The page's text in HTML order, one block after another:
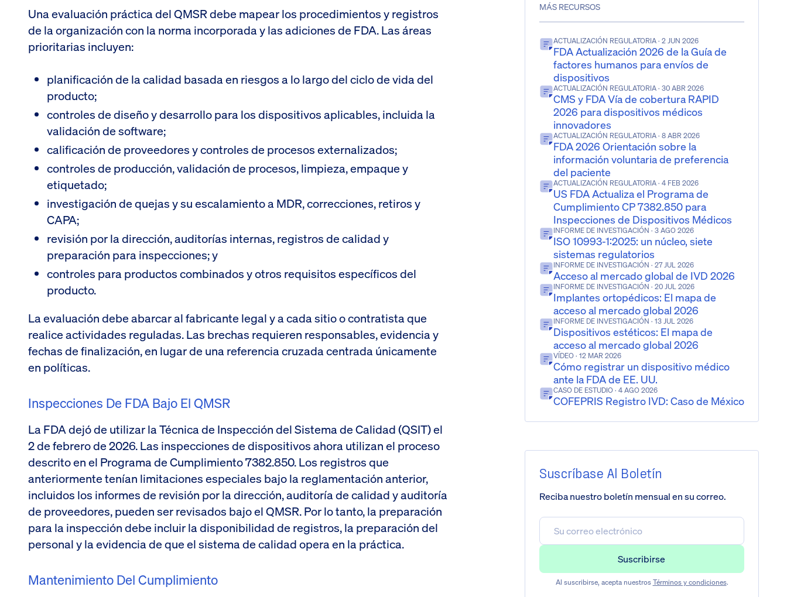
Una evaluación práctica del QMSR debe mapear los procedimientos y registros
de la organización con la norma incorporada y las adiciones de FDA. Las áreas
prioritarias incluyen:
planificación de la calidad basada en riesgos a lo largo del ciclo de vida del
producto;
controles de diseño y desarrollo para los dispositivos aplicables, incluida la
validación de software;
calificación de proveedores y controles de procesos externalizados;
controles de producción, validación de procesos, limpieza, empaque y
etiquetado;
investigación de quejas y su escalamiento a MDR, correcciones, retiros y
CAPA;
revisión por la dirección, auditorías internas, registros de calidad y
preparación para inspecciones; y
controles para productos combinados y otros requisitos específicos del
producto.
La evaluación debe abarcar al fabricante legal y a cada sitio o contratista que
realice actividades reguladas. Las brechas requieren responsables, evidencia y
fechas de finalización, en lugar de una referencia cruzada centrada únicamente
en políticas.
Inspecciones De FDA Bajo El QMSR
La FDA dejó de utilizar la Técnica de Inspección del Sistema de Calidad (QSIT) el
2 de febrero de 2026. Las inspecciones de dispositivos ahora utilizan el proceso
descrito en el Programa de Cumplimiento 7382.850. Los registros que
anteriormente tenían limitaciones especiales bajo la reglamentación anterior,
incluidos los informes de revisión por la dirección, auditoría de calidad y auditoría
de proveedores, pueden ser revisados bajo el QMSR. Por lo tanto, la preparación
para la inspección debe incluir la disponibilidad de registros, la preparación del
personal y la evidencia de que el sistema de calidad opera en la práctica.
Mantenimiento Del Cumplimiento
MÁS RECURSOS
ACTUALIZACIÓN REGULATORIA · 2 JUN 2026
FDA Actualización 2026 de la Guía de
factores humanos para envíos de
dispositivos
ACTUALIZACIÓN REGULATORIA · 30 ABR 2026
CMS y FDA Vía de cobertura RAPID
2026 para dispositivos médicos
innovadores
ACTUALIZACIÓN REGULATORIA · 8 ABR 2026
FDA 2026 Orientación sobre la
información voluntaria de preferencia
del paciente
ACTUALIZACIÓN REGULATORIA · 4 FEB 2026
US FDA Actualiza el Programa de
Cumplimiento CP 7382.850 para
Inspecciones de Dispositivos Médicos
INFORME DE INVESTIGACIÓN · 3 AGO 2026
ISO 10993-1:2025: un núcleo, siete
sistemas regulatorios
INFORME DE INVESTIGACIÓN · 27 JUL 2026
Acceso al mercado global de IVD 2026
INFORME DE INVESTIGACIÓN · 20 JUL 2026
Implantes ortopédicos: El mapa de
acceso al mercado global 2026
INFORME DE INVESTIGACIÓN · 13 JUL 2026
Dispositivos estéticos: El mapa de
acceso al mercado global 2026
VÍDEO · 12 MAR 2026
Cómo registrar un dispositivo médico
ante la FDA de EE. UU.
CASO DE ESTUDIO · 4 AGO 2026
COFEPRIS Registro IVD: Caso de México
Suscríbase Al Boletín
Reciba nuestro boletín mensual en su correo.
Al suscribirse, acepta nuestros Términos y condiciones.